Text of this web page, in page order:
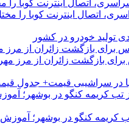
اتصال اینترنت کوبا را
در سراشیبی قیمت+ جدول
کریمه کنگو در بوشهر؛